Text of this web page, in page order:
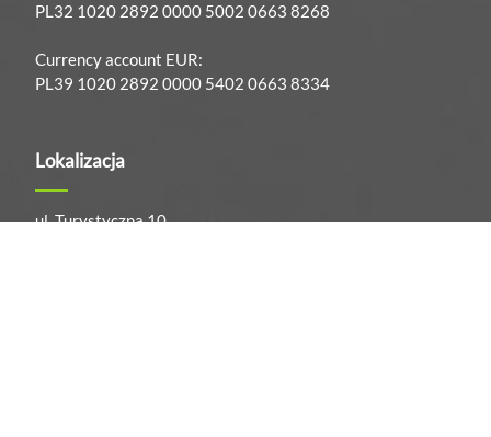
PL32 1020 2892 0000 5002 0663 8268
Currency account EUR:
PL39 1020 2892 0000 5402 0663 8334
Lokalizacja
ul. Turystyczna 10